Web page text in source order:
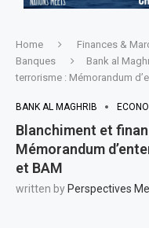
Home Finances &
Banques
Bank al
terrorisme : Mémorandum
BANK AL MAGHRIB
Blanchiment et
Mémorandum
et BAM
written by Perspectives